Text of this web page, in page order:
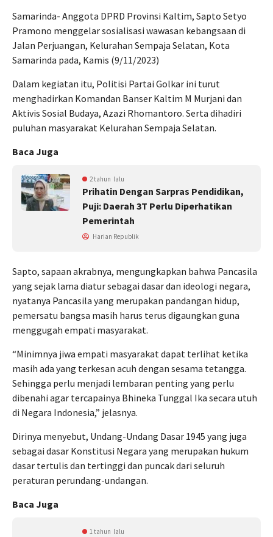
Samarinda- Anggota DPRD Provinsi Kaltim, Sapto Setyo
Pramono menggelar sosialisasi wawasan kebangsaan di
Jalan Perjuangan, Kelurahan Sempaja Selatan, Kota
Samarinda pada, Kamis (9/11/2023)
Dalam kegiatan itu, Politisi Partai Golkar ini turut
menghadirkan Komandan Banser Kaltim M Murjani dan
Aktivis Sosial Budaya, Azazi Rhomantoro. Serta dihadiri
puluhan masyarakat Kelurahan Sempaja Selatan.
Baca Juga
2 tahun lalu
Prihatin Dengan Sarpras Pendidikan,
Puji: Daerah 3T Perlu Diperhatikan
Pemerintah
Harian Republik
Sapto, sapaan akrabnya, mengungkapkan bahwa Pancasila
yang sejak lama diatur sebagai dasar dan ideologi negara,
nyatanya Pancasila yang merupakan pandangan hidup,
pemersatu bangsa masih harus terus digaungkan guna
menggugah empati masyarakat.
“Minimnya jiwa empati masyarakat dapat terlihat ketika
masih ada yang terkesan acuh dengan sesama tetangga.
Sehingga perlu menjadi lembaran penting yang perlu
dibenahi agar tercapainya Bhineka Tunggal Ika secara utuh
di Negara Indonesia,” jelasnya.
Dirinya menyebut, Undang-Undang Dasar 1945 yang juga
sebagai dasar Konstitusi Negara yang merupakan hukum
dasar tertulis dan tertinggi dan puncak dari seluruh
peraturan perundang-undangan.
Baca Juga
1 tahun lalu